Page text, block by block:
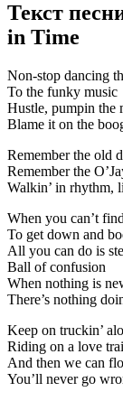
Текст
in Time
Non-stop dancing
To the funky music
Hustle, pumpin the
Blame it on the
Remember the old
Remember the
Walkin’ in rhythm,
When you can’t
To get down and
All you can do is
Ball of confusion
When nothing is
There’s nothing
Keep on truckin’
Riding on a love
And then we can
You’ll never go